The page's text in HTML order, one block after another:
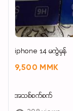
iphone 14 မကွဲမှန်
9,500 MMK
အသစ်စက်စက်